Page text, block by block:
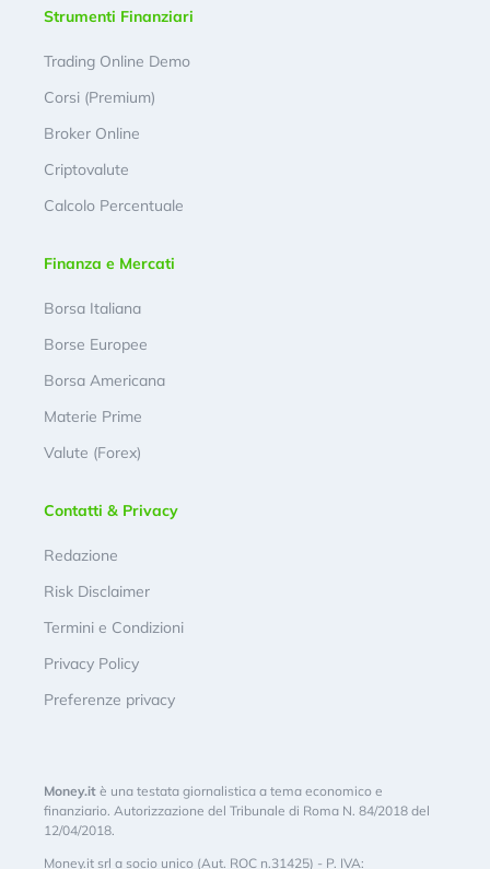
Strumenti Finanziari
Trading Online Demo
Corsi (Premium)
Broker Online
Criptovalute
Calcolo Percentuale
Finanza e Mercati
Borsa Italiana
Borse Europee
Borsa Americana
Materie Prime
Valute (Forex)
Contatti & Privacy
Redazione
Risk Disclaimer
Termini e Condizioni
Privacy Policy
Preferenze privacy
Money.it è una testata giornalistica a tema economico e
finanziario. Autorizzazione del Tribunale di Roma N. 84/2018 del
12/04/2018.
Money.it srl a socio unico (Aut. ROC n.31425) - P. IVA: